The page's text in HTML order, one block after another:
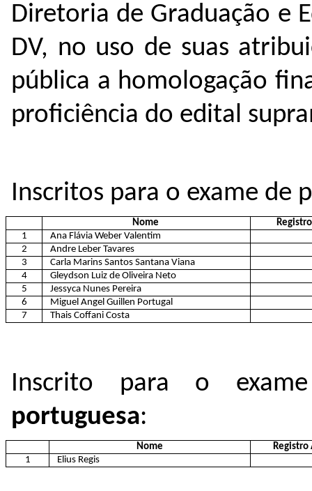
Diretoria de Graduação e
DV, no uso de suas
pública a homologação
proficiência do edital
Inscritos para o exame de
Nome
1
Ana Flávia Weber Valentim
2
Andre Leber Tavares
3
Carla Marins Santos Santana Viana
4
Gleydson Luiz de Oliveira Neto
5
Jessyca Nunes Pereira
6
Miguel Angel Guillen Portugal
7
Thais Coffani Costa
Inscrito para o
portuguesa:
Nome
Registro
1
Elius Regis